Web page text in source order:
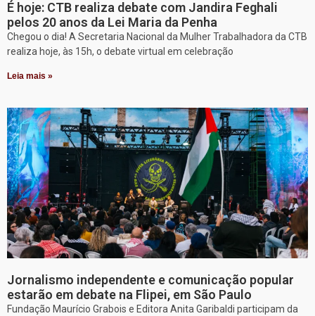
É hoje: CTB realiza debate com Jandira Feghali
pelos 20 anos da Lei Maria da Penha
Chegou o dia! A Secretaria Nacional da Mulher Trabalhadora da CTB
realiza hoje, às 15h, o debate virtual em celebração
Leia mais »
Jornalismo independente e comunicação popular
estarão em debate na Flipei, em São Paulo
Fundação Maurício Grabois e Editora Anita Garibaldi participam da